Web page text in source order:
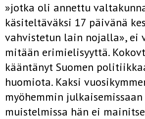
»jotka oli annettu
käsiteltäväksi 17 päivänä
vahvistetun lain nojalla», ei
mitään erimielisyyttä.
kääntänyt Suomen
huo­miota. Kaksi
myöhemmin
muistelmissa hän ei